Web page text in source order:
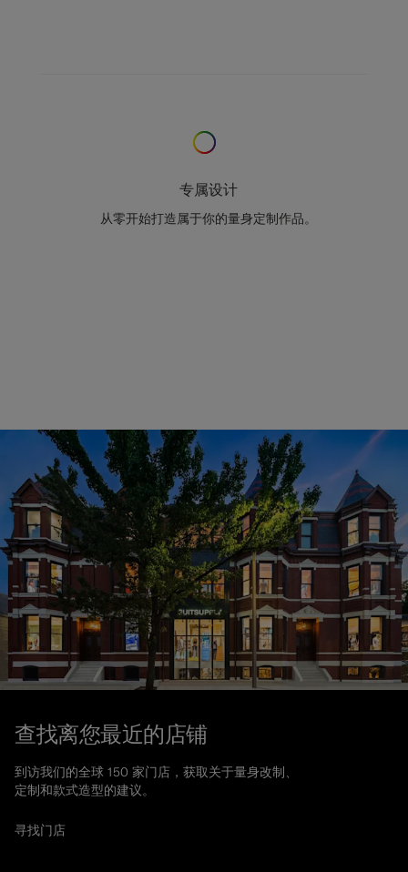
专属设计
从零开始打造属于你的量身定制作品。
查找离您最近的店铺
到访我们的全球 150 家门店，获取关于量身改制、
定制和款式造型的建议。
寻找门店